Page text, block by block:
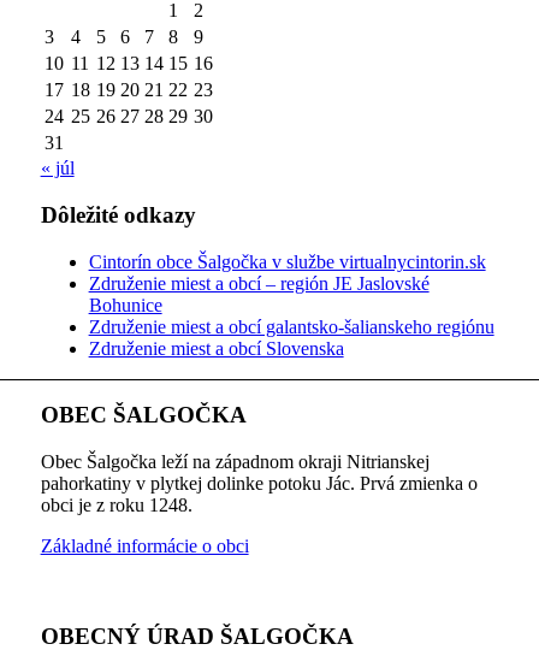
1
2
3
4 5 6 7 8
9
10 11 12 13 14 15 16
17 18 19 20 21 22 23
24 25 26 27 28 29 30
31
« júl
Dôležité odkazy
Cintorín obce Šalgočka v službe virtualnycintorin.sk
Združenie miest a obcí – región JE Jaslovské
Bohunice
Združenie miest a obcí galantsko-šalianskeho regiónu
Združenie miest a obcí Slovenska
OBEC ŠALGOČKA
Obec Šalgočka leží na západnom okraji Nitrianskej
pahorkatiny v plytkej dolinke potoku Jác. Prvá zmienka o
obci je z roku 1248.
Základné informácie o obci
OBECNÝ ÚRAD ŠALGOČKA